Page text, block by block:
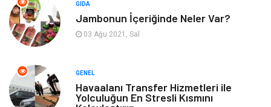
Emlak Spor
Genel Kültür Tatil
GIDA
Jambonun İçeriğinde Neler Var?
03 Ağu 2021, Sal
GENEL
Havaalanı Transfer Hizmetleri ile
Yolculuğun En Stresli Kısmını